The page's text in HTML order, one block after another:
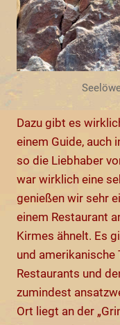
Dazu gibt es
einem Guide, auch
so die Liebhaber
war wirklich eine
genießen wir sehr
einem Restaurant
Kirmes ähnelt. Es
und amerikanische
Restaurants und
zumindest
Ort liegt an der